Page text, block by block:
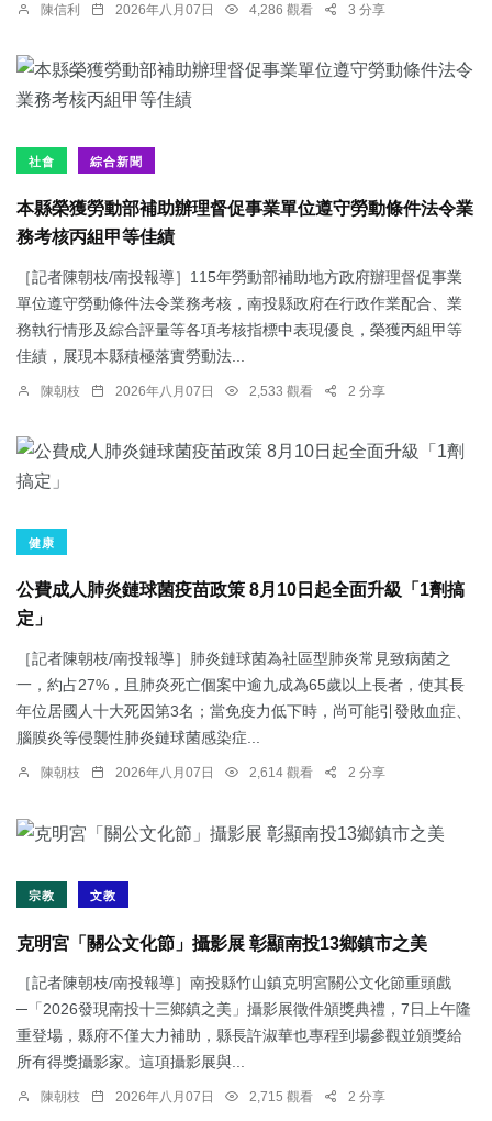
陳信利 2026年八月07日 4,286 觀看 3 分享
社會 綜合新聞
本縣榮獲勞動部補助辦理督促事業單位遵守勞動條件法令業
務考核丙組甲等佳績
［記者陳朝枝/南投報導］115年勞動部補助地方政府辦理督促事業
單位遵守勞動條件法令業務考核，南投縣政府在行政作業配合、業
務執行情形及綜合評量等各項考核指標中表現優良，榮獲丙組甲等
佳績，展現本縣積極落實勞動法...
陳朝枝 2026年八月07日 2,533 觀看 2 分享
健康
公費成人肺炎鏈球菌疫苗政策 8月10日起全面升級「1劑搞
定」
［記者陳朝枝/南投報導］肺炎鏈球菌為社區型肺炎常見致病菌之
一，約占27%，且肺炎死亡個案中逾九成為65歲以上長者，使其長
年位居國人十大死因第3名；當免疫力低下時，尚可能引發敗血症、
腦膜炎等侵襲性肺炎鏈球菌感染症...
陳朝枝 2026年八月07日 2,614 觀看 2 分享
宗教 文教
克明宮「關公文化節」攝影展 彰顯南投13鄉鎮市之美
［記者陳朝枝/南投報導］南投縣竹山鎮克明宮關公文化節重頭戲
─「2026發現南投十三鄉鎮之美」攝影展徵件頒獎典禮，7日上午隆
重登場，縣府不僅大力補助，縣長許淑華也專程到場參觀並頒獎給
所有得獎攝影家。這項攝影展與...
陳朝枝 2026年八月07日 2,715 觀看 2 分享